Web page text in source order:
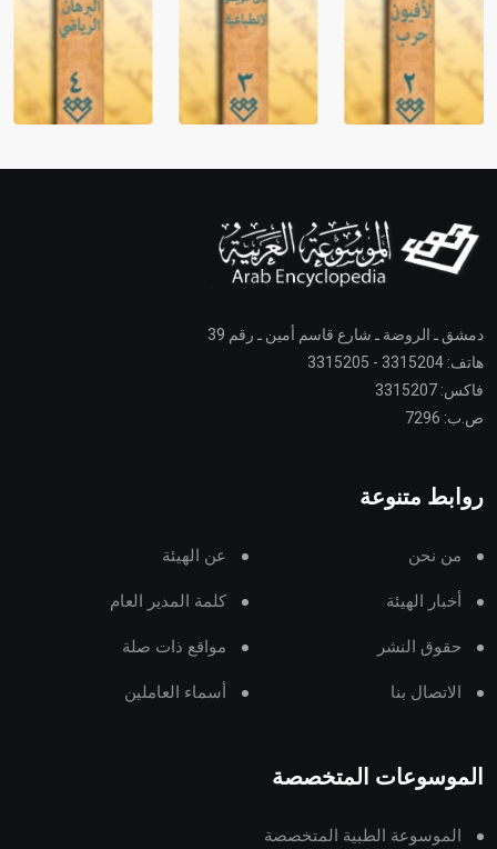
دمشق ـ الروضة ـ شارع قاسم أمين ـ رقم 39
هاتف: 3315204 - 3315205
فاكس: 3315207
ص.ب: 7296
روابط متنوعة
من نحن عن الهيئة
أخبار الهيئة كلمة المدير العام
حقوق النشر مواقع ذات صلة
الاتصال بنا أسماء العاملين
الموسوعات المتخصصة
الموسوعة الطبية المتخصصة